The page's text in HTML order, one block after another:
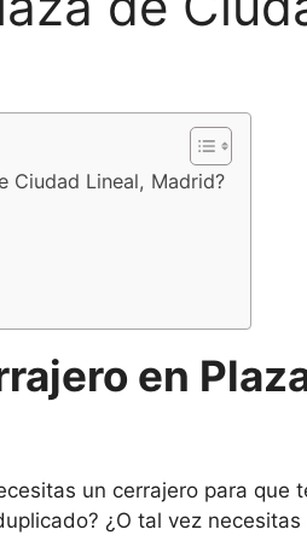
Ciudad Lineal, Madrid?
en
un cerrajero para que
¿O tal vez